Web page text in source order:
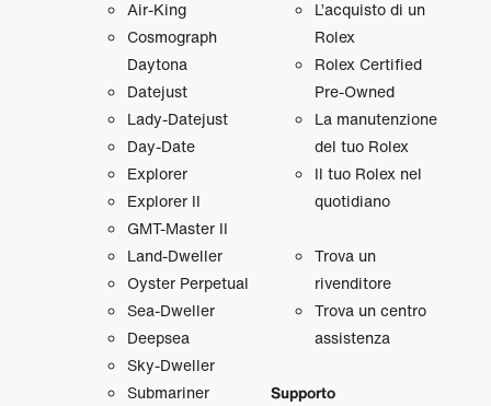
Air‑King
Cosmograph
Daytona
Datejust
Lady‑Datejust
Day‑Date
Explorer
Explorer II
GMT‑Master II
Land‑Dweller
Oyster Perpetual
Sea‑Dweller
Deepsea
Sky‑Dweller
Submariner
L’acquisto di un
Rolex
Rolex Certified
Pre‑Owned
La manutenzione
del tuo Rolex
Il tuo Rolex nel
quotidiano
Trova un
rivenditore
Trova un centro
assistenza
Supporto